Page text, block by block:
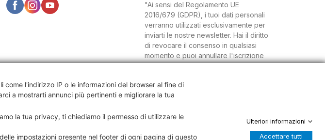
"Ai sensi del Regolamento UE
2016/679 (GDPR), i tuoi dati personali
verranno utilizzati esclusivamente per
inviarti le nostre newsletter. Hai il diritto
di revocare il consenso in qualsiasi
momento e puoi annullare l'iscrizione
dal tuo account oppure richiedendolo
l'indirizzo IP o le informazioni del browser al fine di
a mostrarti annunci più pertinenti e migliorare la tua
la tua privacy, ti chiediamo il permesso di utilizzare le
impostazioni presente nel footer di ogni pagina di questo
Ulteriori informazioni
Accettare tutti